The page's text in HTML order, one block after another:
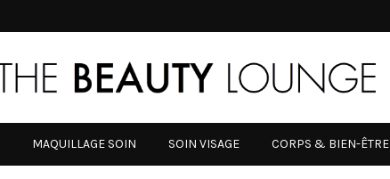
MAQUILLAGE SOIN SOIN VISAGE CORPS & BIEN-ÊTRE